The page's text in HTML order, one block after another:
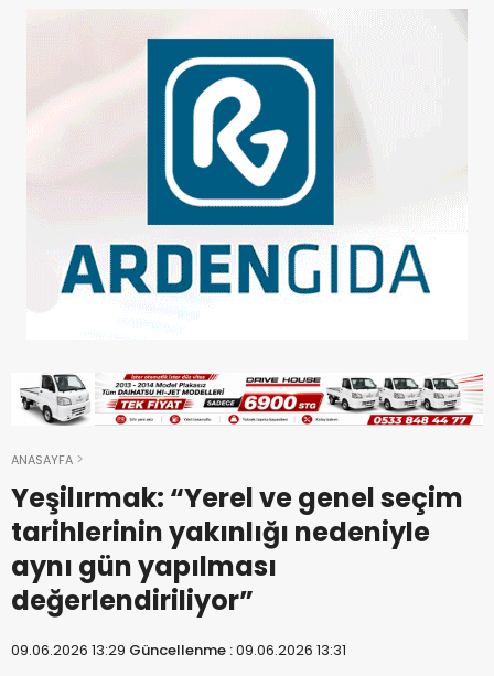
ANASAYFA
Yeşilırmak: “Yerel ve genel seçim
tarihlerinin yakınlığı nedeniyle
aynı gün yapılması
değerlendiriliyor”
09.06.2026 13:29 Güncellenme :09.06.2026 13:31